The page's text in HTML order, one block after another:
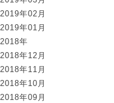
2019年02月
2019年01月
2018年
2018年12月
2018年11月
2018年10月
2018年09月